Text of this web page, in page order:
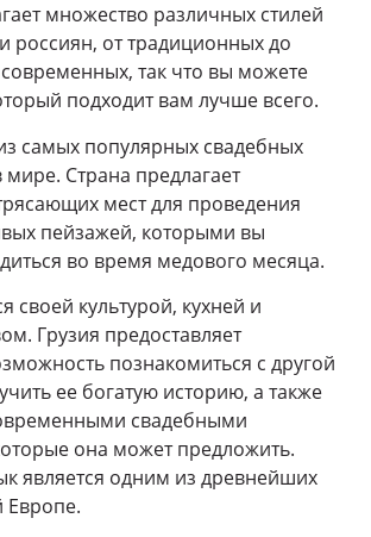
множество различных стилей
россиян, от традиционных до
так что вы можете
подходит вам лучше всего.
самых популярных свадебных
Страна предлагает
мест для проведения
пейзажей, которыми вы
во время медового месяца.
своей культурой, кухней и
Грузия предоставляет
познакомиться с другой
ее богатую историю, а также
свадебными
она может предложить.
является одним из древнейших
Европе.